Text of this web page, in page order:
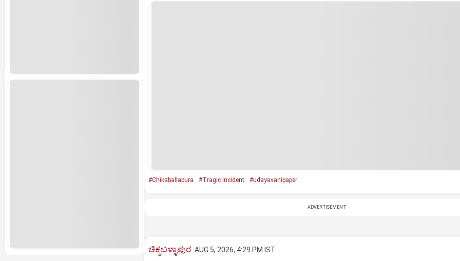
#Chikaballapura #Tragic Incident #udayavanipaper
ADVERTISEMENT
ಚಿಕ್ಕಬಳ್ಳಾಪುರ AUG 5, 2026, 4:29 PM IST